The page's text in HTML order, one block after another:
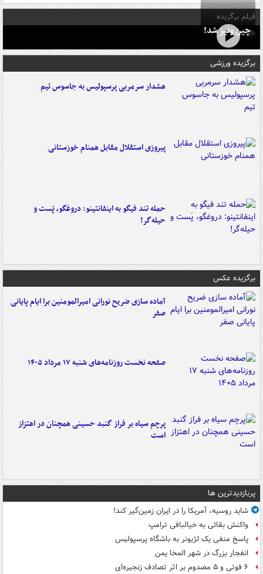
فیلم برگزیده
چین ونیز شد!
برگزیده ورزشی
هشدار سرمربی پرسپولیس به جاسوس تیم
پیروزی استقلال مقابل همنام خوزستانی
حمله تند فیگو به اینفانتینو: دروغگو، پَست‌ و
حیله‌گر!
برگزیده عکس
آماده سازی ضریح نورانی امیرالمومنین برا ایام پایانی
صفر
صفحه نخست روزنامه‌های شنبه ۱۷ مرداد ۱۴۰۵
پرچم سیاه بر فراز گنبد حسینی همچنان در اهتزاز
است
پربازدیدترین ها
شاید روسیه، آمریکا را در ایران زمین‌گیر کند!
واکنش بقائی به خیالبافی ترامپ
پاسخ منفی یک لژیونر به باشگاه پرسپولیس
انفجار بزرگ در شهر المخا یمن
۶ فوتی و ۵ مصدوم بر اثر تصادف زنجیره‌ای